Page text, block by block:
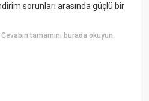
sorunları arasında güçlü bir
Cevabın tamamını burada okuyun: